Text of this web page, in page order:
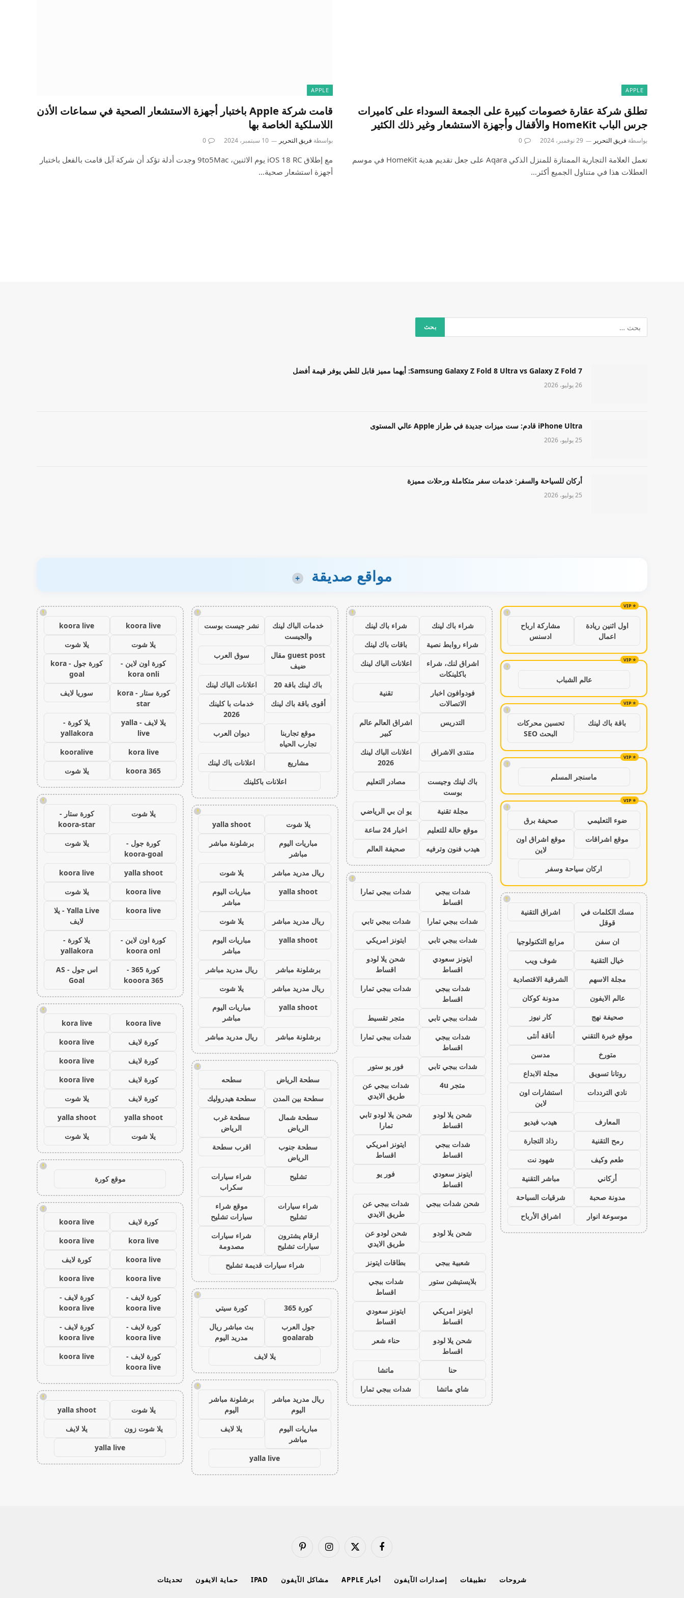
APPLE
تطلق شركة عقارة خصومات كبيرة على الجمعة السوداء على كاميرات
جرس الباب HomeKit والأقفال وأجهزة الاستشعار وغير ذلك الكثير
بواسطة فريق التحرير 29 نوفمبر، 2024 0
تعمل العلامة التجارية الممتازة للمنزل الذكي Aqara على جعل تقديم هدية HomeKit في موسم
العطلات هذا في متناول الجميع أكثر…
APPLE
قامت شركة Apple باختبار أجهزة الاستشعار الصحية في سماعات الأذن
اللاسلكية الخاصة بها
بواسطة فريق التحرير 10 سبتمبر، 2024 0
مع إطلاق iOS 18 RC يوم الاثنين، 9to5Mac وجدت أدلة تؤكد أن شركة آبل قامت بالفعل باختبار
أجهزة استشعار صحية…
Samsung Galaxy Z Fold 8 Ultra vs Galaxy Z Fold 7: أيهما مميز قابل للطي يوفر قيمة أفضل
26 يوليو، 2026
iPhone Ultra قادم: ست ميزات جديدة في طراز Apple عالي المستوى
25 يوليو، 2026
أركان للسياحة والسفر: خدمات سفر متكاملة ورحلات مميزة
25 يوليو، 2026
مواقع صديقة +
!
اول اثنين ريادة
اعمال
مشاركة ارباح
ادسنس
!
عالم الشباب
!
باقة باك لينك
تحسين محركات
البحث SEO
!
ماسنجر المسلم
!
ضوء التعليمي
صحيفة برق
موقع اشراقات
موقع اشراق اون
لاين
اركان سياحة وسفر
!
مسك الكلمات في
قوقل
اشراق التقنية
ان سفن
مرابع التكنولوجيا
خيال التقنية
شوف ويب
مجلة الاسهم
الشرقية الاقتصادية
عالم الايفون
مدونة كوكان
صحيفة نهج
كار نيوز
موقع خبرة التقني
أناقة أنثى
متورخ
مدسن
روتانا تسويق
مجلة الابداع
نادي الترددات
استشارات اون
لاين
المعارف
هيدب فيديو
رمح التقنية
رذاذ التجارة
طعم وكيف
شهود نت
أركاني
مباشر التقنية
مدونة صحبة
شرقيات السياحة
موسوعة انوار
اشراق الأرباح
!
شراء باك لينك
شراء باك لينك
شراء روابط نصية
باقات باك لينك
اشراق لنك، شراء
باكلينكات
اعلانات الباك لينك
فودوافون اخبار
الاتصالات
تقنية
التدريس
اشراق العالم عالم
كبير
منتدى الاشراق
اعلانات الباك لينك
2026
باك لينك وجيست
بوست
مصادر التعليم
مجلة تقنية
يو ان بي الرياضي
موقع حالة للتعليم
اخبار 24 ساعة
هيدب فنون وترفيه
صحيفة العالم
!
شدات ببجي
اقساط
شدات ببجي تمارا
شدات ببجي تمارا
شدات ببجي تابي
شدات ببجي تابي
ايتونز امريكي
ايتونز سعودي
اقساط
شحن يلا لودو
اقساط
شدات ببجي
اقساط
شدات ببجي تمارا
شدات ببجي تابي
متجر تقسيط
شدات ببجي
اقساط
شدات ببجي تمارا
شدات ببجي تابي
فور يو ستور
متجر 4u
شدات ببجي عن
طريق الايدي
شحن يلا لودو
اقساط
شحن يلا لودو تابي
تمارا
شدات ببجي
اقساط
ايتونز امريكي
اقساط
ايتونز سعودي
اقساط
فور يو
شحن شدات ببجي
شدات ببجي عن
طريق الايدي
شحن يلا لودو
شحن لودو عن
طريق الايدي
شعبية ببجي
بطاقات ايتونز
بلايستيشن ستور
شدات ببجي
اقساط
ايتونز امريكي
اقساط
ايتونز سعودي
اقساط
شحن يلا لودو
اقساط
حناء شعر
حنا
ماتشا
شاي ماتشا
شدات ببجي تمارا
!
خدمات الباك لينك
والجيست
نشر جيست بوست
guest post مقال
ضيف
سوق العرب
باك لينك باقة 20
اعلانات الباك لينك
أقوى باقة باك لينك
خدمات با كلينك
2026
موقع تجاربنا
تجارب الحياه
ديوان العرب
مشاريع
اعلانات باك لينك
اعلانات باكلينك
!
يلا شوت
yalla shoot
مباريات اليوم
مباشر
برشلونة مباشر
ريال مدريد مباشر
يلا شوت
yalla shoot
مباريات اليوم
مباشر
ريال مدريد مباشر
يلا شوت
yalla shoot
مباريات اليوم
مباشر
برشلونة مباشر
ريال مدريد مباشر
ريال مدريد مباشر
يلا شوت
yalla shoot
مباريات اليوم
مباشر
برشلونة مباشر
ريال مدريد مباشر
!
سطحة الرياض
سطحه
سطحة بين المدن
سطحة هيدروليك
سطحة شمال
الرياض
سطحة غرب
الرياض
سطحة جنوب
الرياض
اقرب سطحة
تشليح
شراء سيارات
سكراب
شراء سيارات
تشليح
موقع شراء
سيارات تشليح
ارقام يشترون
سيارات تشليح
شراء سيارات
مصدومة
شراء سيارات قديمة تشليح
!
كورة 365
كورة سيتي
جول العرب
goalarab
بث مباشر ريال
مدريد اليوم
يلا لايف
!
ريال مدريد مباشر
اليوم
برشلونة مباشر
اليوم
مباريات اليوم
مباشر
يلا لايف
yalla live
!
koora live
koora live
يلا شوت
يلا شوت
كورة اون لاين -
kora onli
كورة جول - kora
goal
كورة ستار - kora
star
سوريا لايف
يلا لايف - yalla
live
يلا كورة -
yallakora
kora live
kooralive
koora 365
يلا شوت
!
يلا شوت
كورة ستار -
koora-star
كورة جول -
koora-goal
يلا شوت
yalla shoot
koora live
koora live
يلا شوت
koora live
Yalla Live - يلا
لايف
كورة اون لاين -
koora onl
يلا كورة -
yallakora
كورة 365 -
kooora 365
اس جول - AS
Goal
!
koora live
kora live
كورة لايف
koora live
كورة لايف
koora live
كورة لايف
koora live
كورة لايف
يلا شوت
yalla shoot
yalla shoot
يلا شوت
يلا شوت
!
موقع كورة
!
كورة لايف
koora live
kora live
koora live
koora live
كورة لايف
koora live
koora live
كورة لايف -
koora live
كورة لايف -
koora live
كورة لايف -
koora live
كورة لايف -
koora live
كورة لايف -
koora live
koora live
!
يلا شوت
yalla shoot
يلا شوت زون
يلا لايف
yalla live
فيسبوك
X
الانستغرامبينتيريست
شروحات تطبيقات إصدارات الآيفون أخبار APPLE مشاكل الآيفون IPAD حماية الايفون تحديثات